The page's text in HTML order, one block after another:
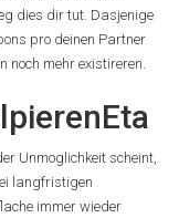
dies dir tut. Dasjenige
pro deinen Partner
noch mehr existireren.
Unmoglichkeit scheint,
langfristigen
immer wieder